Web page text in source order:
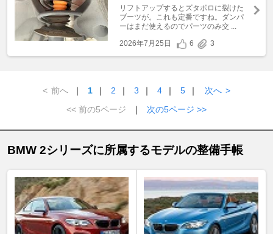
リフトアップするとズタボロに裂けた
ブーツが。これも定番ですね。ダンパ
ーはまだ使えるのでパーツのみ交 ...
2026年7月25日
6 3
< 前へ ｜ 1 ｜ 2 ｜ 3 ｜ 4 ｜ 5 ｜ 次へ >
<< 前の5ページ
｜ 次の5ページ >>
BMW 2シリーズに所属するモデルの整備手帳